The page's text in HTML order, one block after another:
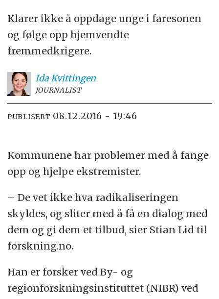
Klarer ikke å oppdage unge i faresonen
og følge opp hjemvendte
fremmedkrigere.
IdaKvittingen
JOURNALIST
PUBLISERT 08.12.2016 - 19:46
Kommunene har problemer med å fange
opp og hjelpe ekstremister.
– De vet ikke hva radikaliseringen
skyldes, og sliter med å få en dialog med
dem og gi dem et tilbud, sier Stian Lid til
forskning.no.
Han er forsker ved By- og
regionforskningsinstituttet (NIBR) ved